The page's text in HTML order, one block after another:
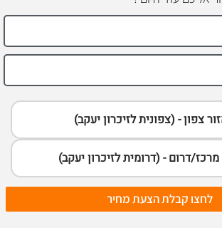
צפון - (צפונית לזיכרון יעקב)
דרום - (דרומית לזיכרון יעקב)
לחצו קבלת הצעת מחיר